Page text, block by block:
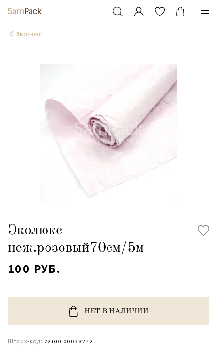
Эколюкс
Эколюкс
неж.розовый70см/5м
100 РУБ.
НЕТ В НАЛИЧИИ
Штрих-код: 2200000038272